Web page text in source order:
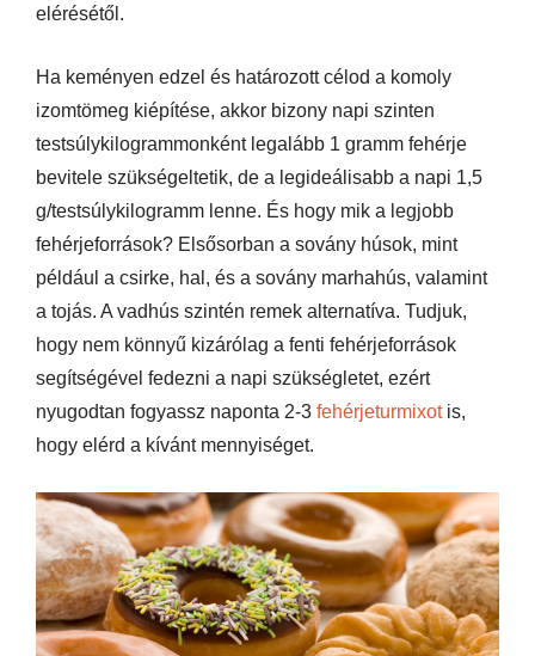
elérésétől.
Ha keményen edzel és határozott célod a komoly
izomtömeg kiépítése, akkor bizony napi szinten
testsúlykilogrammonként legalább 1 gramm fehérje
bevitele szükségeltetik, de a legideálisabb a napi 1,5
g/testsúlykilogramm lenne. És hogy mik a legjobb
fehérjeforrások? Elsősorban a sovány húsok, mint
például a csirke, hal, és a sovány marhahús, valamint
a tojás. A vadhús szintén remek alternatíva. Tudjuk,
hogy nem könnyű kizárólag a fenti fehérjeforrások
segítségével fedezni a napi szükségletet, ezért
nyugodtan fogyassz naponta 2-3 fehérjeturmixotis,
hogy elérd a kívánt mennyiséget.